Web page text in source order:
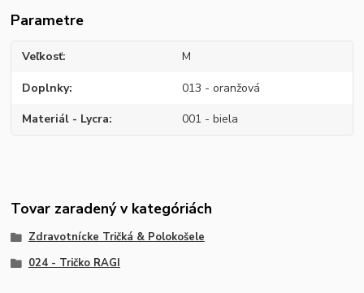
Parametre
Veľkosť M
Doplnky 013 - oranžová
Materiál - Lycra 001 - biela
Tovar zaradený v kategóriách
Zdravotnícke Tričká & Polokošele
024 - Tričko RAGI